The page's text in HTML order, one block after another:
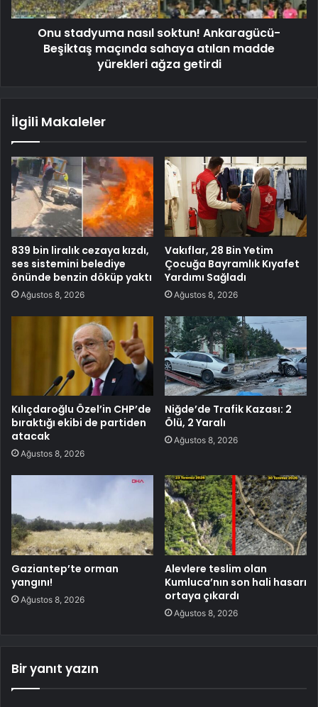
Onu stadyuma nasıl soktun! Ankaragücü-
Beşiktaş maçında sahaya atılan madde
yürekleri ağza getirdi
İlgili Makaleler
839 bin liralık cezaya kızdı,
ses sistemini belediye
önünde benzin döküp yaktı
Ağustos 8, 2026
Vakıflar, 28 Bin Yetim
Çocuğa Bayramlık Kıyafet
Yardımı Sağladı
Ağustos 8, 2026
Kılıçdaroğlu Özel’in CHP’de
bıraktığı ekibi de partiden
atacak
Ağustos 8, 2026
Niğde’de Trafik Kazası: 2
Ölü, 2 Yaralı
Ağustos 8, 2026
Gaziantep’te orman
yangını!
Ağustos 8, 2026
Alevlere teslim olan
Kumluca’nın son hali hasarı
ortaya çıkardı
Ağustos 8, 2026
Bir yanıt yazın